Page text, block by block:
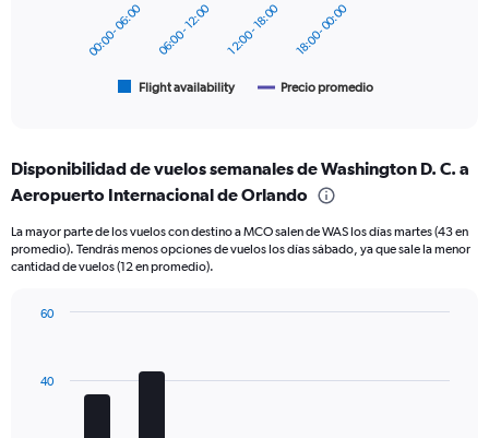
categories.
Range:
categories.
The
chart
displaying
Flight availability Precio promedio
00:00 - 06:00 06:00 - 12:00 12:00 - 18:00 18:00 - 00:00
Disponibilidad de vuelos semanales de Washington D. C. a
Aeropuerto Internacional de Orlando
La mayor parte de los vuelos con destino a MCO salen de WAS los días martes (43 en
promedio). Tendrás menos opciones de vuelos los días sábado, ya que sale la menor
cantidad de vuelos (12 en promedio).
40
60